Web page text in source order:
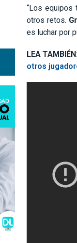
“Los equipos
otros retos.
es luchar por
LEA
otros